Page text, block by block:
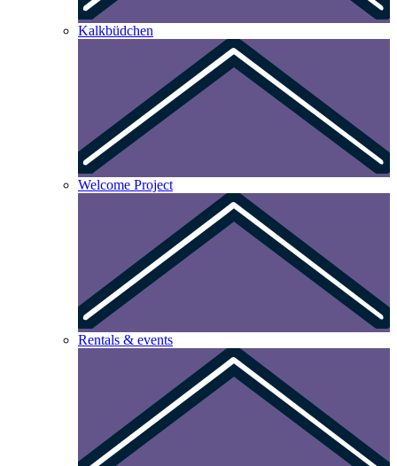
Kalkbüdchen
Welcome Project
Rentals & events